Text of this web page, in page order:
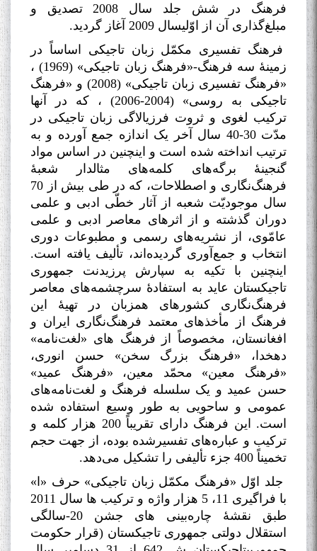
فرهنگ در شش جلد سال 2008 تصدیق و
مبلغ‌گذاری آن از اوّلیسال 2009 آغاز گردید
.
فرهنگ تفسیری مکمّل زبان تاجیکی اساساً در
زمینۀ سه فرهنگ-«فرهنگ زبان تاجیکی» (1969) ،
«فرهنگ تفسیری زبان تاجیکی» (2008) و «فرهنگ
تاجیکی به روسی» (2004-2006) ، که در آنها
ترکیب لغوی و ثروت فرزیالاگی زبان تاجیکی در
مدّت 30-40 سال آخر یک ‌اندازه جمع آورده و به
ترتیب انداخته شده است و اینچنین در اساس مواد
گنجینۀ برگه‌های کلمه‌های مثالدار شعبۀ
فرهنگ‌نگاری و اصطلاحات، که در طی بیش از 70
سال موجودیّت شعبه از آثار خطّی ادبی و علمی
دوران گذشته و از اثرهای معاصر ادبی و علمی
عامّوی، از نشریه‌های رسمی و مطبوعات دوری
انتخاب و جمع‌آوری گردیده‌اند، تألیف یافته است.
اینچنین با تکیه به سپارش پرزیدنت جمهوری
تاجیکستان عاید به استفادۀ سرچشمه‌های معاصر
فرهنگ‌نگاری کشورهای همزبان در تهیۀ این
فرهنگ از مأخذهای معتمد فرهنگ‌نگاری ایران و
افغانستان، مخصوصاً از فرهنگ های «لغت‌نامه»
دهخدا، «فرهنگ بزرگ سخن» حسن انوری،
«فرهنگ معین» محمّد معین، «فرهنگ عمید»
حسن عمید و یک سلسله فرهنگ و لغت‌نامه‌های
عمومی و ساحویی به طور وسیع استفاده شده
است. این فرهنگ دارای تقریباً 200 هزار کلمه و
ترکیب و عباره‌های تفسیرشده بوده، از جهت حجم
تخمیناً 400 جزء تألیفی را تشکیل می‌دهد
.
جلد اوّل «فرهنگ مکمّل زبان تاجیکی» حرف «ا»
با فراگیری 11، 5 هزار واژه و ترکیب ها سال 2011
طبق نقشۀ چاره‌بینی های جشن 20-سالگی
استقلال دولتی جمهوری تاجیکستان (قرار حکومت